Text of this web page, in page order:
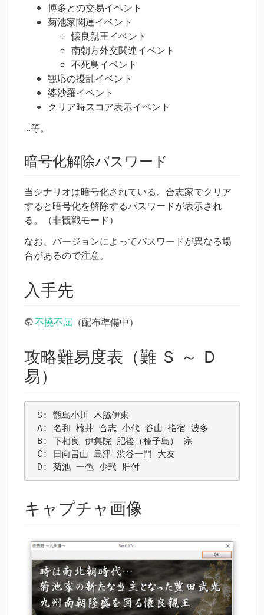
博多との交易イベント
菊池家関連イベント
懐良親王イベント
南朝方外交関連イベント
不死鳥イベント
観応の擾乱イベント
婆沙羅イベント
クリア時スコア表示イベント
…等。
暗号化解除パスワード
当シナリオは暗号化されている。合志家でクリア
すると暗号化を解除するパスワードが表示され
る。（非観戦モード）
なお、バージョンによってパスワードが異なる場
合があるので注意。
入手先
不撓不屈 （配布準備中）
攻略難易度表（難 Ｓ ～ Ｄ
易）
D: 菊池 一色 少弐 肝付
キャプチャ画像